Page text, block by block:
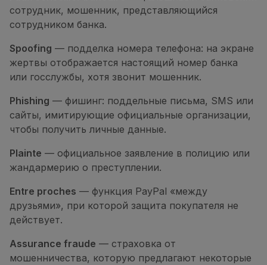
сотрудник, мошенник, представляющийся
сотрудником банка.
Spoofing — подделка номера телефона: на экране
жертвы отображается настоящий номер банка
или госслужбы, хотя звонит мошенник.
Phishing — фишинг: поддельные письма, SMS или
сайты, имитирующие официальные организации,
чтобы получить личные данные.
Plainte — официальное заявление в полицию или
жандармерию о преступлении.
Entre proches — функция PayPal «между
друзьями», при которой защита покупателя не
действует.
Assurance fraude — страховка от
мошенничества, которую предлагают некоторые